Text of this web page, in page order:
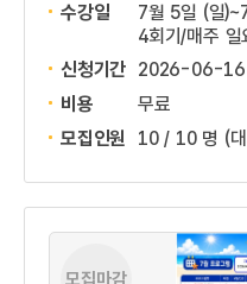
수강일
7월 5일 (일
4회기/매주 일
신청기간 2026-06-16
비용
무료
모집인원
10 / 10 명 (
모집마감